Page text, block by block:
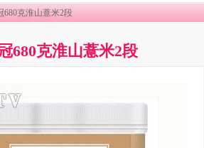
680克淮山薏米2段
680克淮山薏米2段